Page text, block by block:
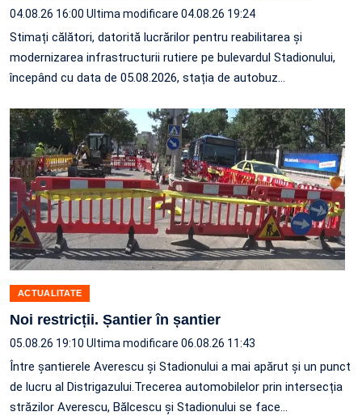
04.08.26 16:00 Ultima modificare 04.08.26 19:24
Stimați călători, datorită lucrărilor pentru reabilitarea și
modernizarea infrastructurii rutiere pe bulevardul Stadionului,
începând cu data de 05.08.2026, stația de autobuz…
ACTUALITATE
Noi restricții. Șantier în șantier
05.08.26 19:10 Ultima modificare 06.08.26 11:43
Între șantierele Averescu și Stadionului a mai apărut și un punct
de lucru al Distrigazului.Trecerea automobilelor prin intersecția
străzilor Averescu, Bălcescu și Stadionului se face…